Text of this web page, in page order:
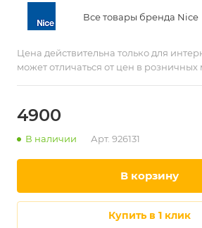
Все товары бренда Nice
Цена действительна только для
может отличаться от цен в розничных
4900
В наличии Арт. 926131
в корзину
купить в 1 клик